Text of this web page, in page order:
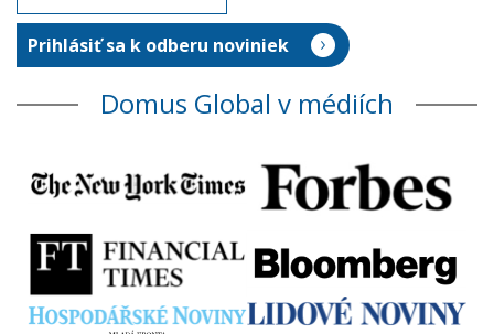
Domus Global v médiích